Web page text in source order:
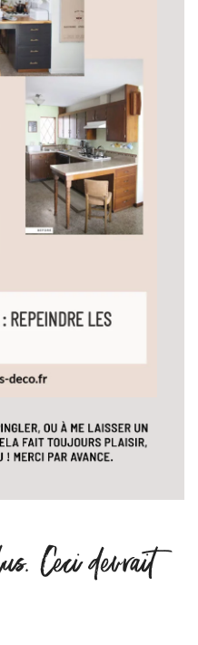
Ceci devrait